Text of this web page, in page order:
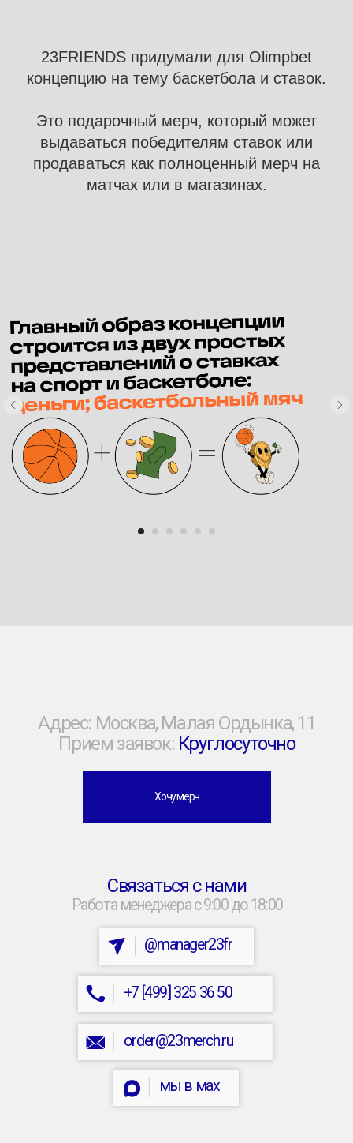
23FRIENDS придумали для Olimpbet
концепцию на тему баскетбола и ставок.
Это подарочный мерч, который может
выдаваться победителям ставок или
продаваться как полноценный мерч на
матчах или в магазинах.
Хочу мерч
Прием заявок:Круглосуточно
Связаться с нами
Работа менеджера с 9:00 до 18:00
@manager23fr
+7 [499] 325 36 50
order@23merch.ru
Готовые позиции под
нанесение
ИП Щукин Максим Андреевич
Политика обработки ПД
Согласие на обработку ПД
Публичная Оферта